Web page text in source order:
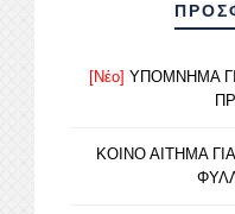
[Νέο] ΥΠΟΜΝΗΜΑ
ΚΟΙΝΟ ΑΙΤΗΜΑ